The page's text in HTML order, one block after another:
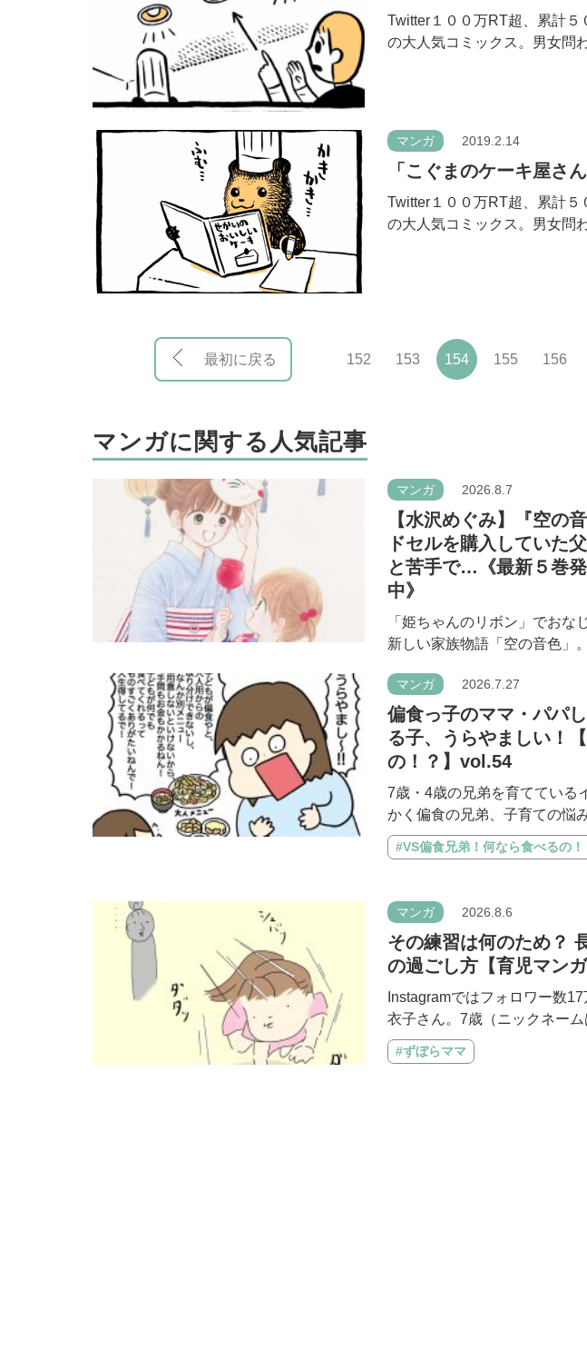
Twitter１００万RT超、累計
の大人気コミックス。男女問
マンガ 2019.2.14
「こぐまのケーキ屋さ
Twitter１００万RT超、累計
の大人気コミックス。男女問
最初に戻る 152 153 154 155 156
マンガに関する人気記事
マンガ 2026.8.7
【水沢めぐみ】『空の
ドセルを購入していた
と苦手で…《最新５巻
中》
「姫ちゃんのリボン」でおな
新しい家族物語「空の音色」
マンガ 2026.7.27
偏食っ子のママ・パパ
る子、うらやましい！
の！？】vol.54
7歳・4歳の兄弟を育てている
かく偏食の兄弟、子育ての悩
#VS偏食兄弟！何なら食べるの！
マンガ 2026.8.6
その練習は何のため？
の過ごし方【育児マンガ
Instagramではフォロワー数
衣子さん。7歳（ニックネー
#ずぼらママ